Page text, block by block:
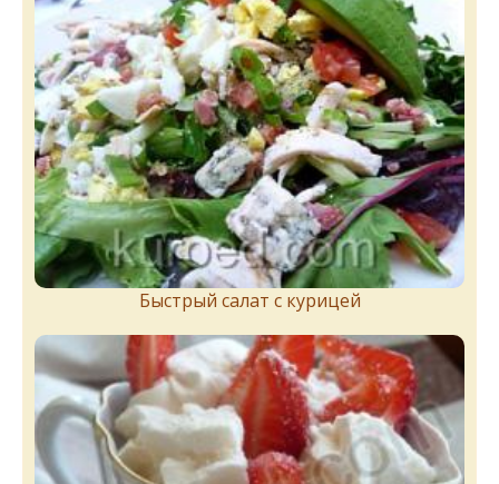
Быстрый салат с курицей